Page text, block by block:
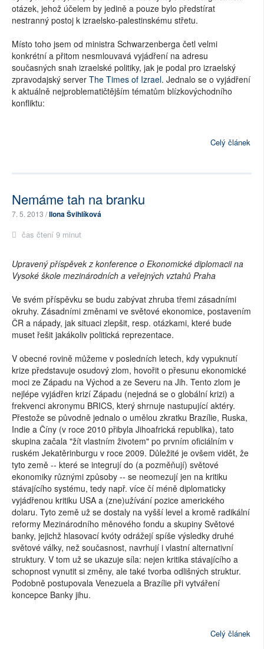
otázek, jehož účelem by jedině a pouze bylo předstírat
nestranný postoj k izraelsko-palestinskému střetu.
Místo toho jsem od ministra Schwarzenberga četl velmi
konkrétní a přitom nesmlouvavá vyjádření na adresu
současných snah izraelské politiky, jak je podal pro izraelský
zpravodajský server The Times of Izrael. Jednalo se o vyjádření
k aktuálně nejproblematičtějším tématům blízkovýchodního
konfliktu:
Celý článek
Nemáme tah na branku
7. 5. 2013 /Ilona Švihlíková
čas čtení 9 minut
Upravený příspěvek z konference o Ekonomické diplomacii na
Vysoké škole mezinárodních a veřejných vztahů Praha
Ve svém příspěvku se budu zabývat zhruba třemi zásadními
okruhy. Zásadními změnami ve světové ekonomice, postavením
ČR a nápady, jak situaci zlepšit, resp. otázkami, které bude
muset řešit jakákoliv politická reprezentace.
V obecné rovině můžeme v posledních letech, kdy vypuknutí
krize představuje osudový zlom, hovořit o přesunu ekonomické
moci ze Západu na Východ a ze Severu na Jih. Tento zlom je
nejlépe vyjádřen krizí Západu (nejedná se o globální krizi) a
frekvenci akronymu BRICS, který shrnuje nastupující aktéry.
Přestože se původně jednalo o umělou zkratku Brazílie, Ruska,
Indie a Číny (v roce 2010 přibyla Jihoafrická republika), tato
skupina začala "žít vlastním životem" po prvním oficiálním v
ruském Jekatěrinburgu v roce 2009. Důležité je ovšem vidět, že
tyto země -- které se integrují do (a pozměňují) světové
ekonomiky různými způsoby -- se neomezují jen na kritiku
stávajícího systému, tedy např. více čí méně diplomaticky
vyjádřenou kritiku USA a (zne)užívání pozice amerického
dolaru. Tyto země už se dostaly na vyšší level a kromě radikální
reformy Mezinárodního měnového fondu a skupiny Světové
banky, jejichž hlasovací kvóty odrážejí spíše výsledky druhé
světové války, než současnost, navrhují i vlastní alternativní
struktury. V tom už se ukazuje síla: nejen kritika stávajícího a
schopnost vynutit si změny, ale také tvorba odlišných struktur.
Podobně postupovala Venezuela a Brazílie při vytváření
koncepce Banky jihu.
Celý článek